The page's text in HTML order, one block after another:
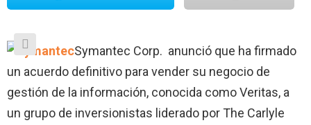
Symantec Corp. anunció que ha firmado
un acuerdo definitivo para vender su negocio de
gestión de la información, conocida como Veritas, a
un grupo de inversionistas liderado por The Carlyle